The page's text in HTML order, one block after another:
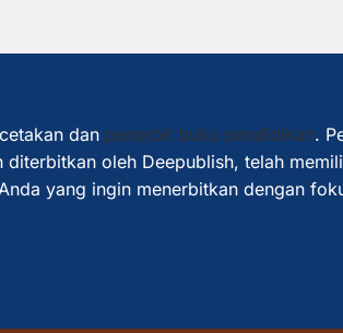
dan penerbit buku pendidikan.
oleh Deepublish, telah
yang ingin menerbitkan dengan